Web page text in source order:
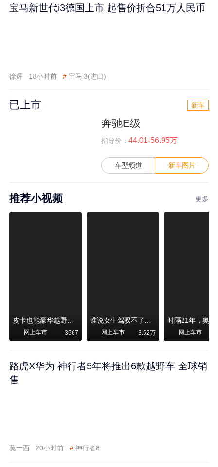
宝马新世代i3德国上市 起售价折合51万人民币
徐辉 18小时前 # 宝马i3(进口)
已上市 新车
奔驰E级
指导价： 44.01-56.95万
车型频道 新车图片
推荐小视频 更多
皮卡也能豪华越野！纵横F700上市，限时卖29.99万起
网上车市 3567
谁说女生驾驭不了大SUV？看我开问界M6驰骋坝上草原！
网上车市 3.52万 网上车市
路虎X华为 神行者5年将推出6款越野车 全球销
售
莫一西 20小时前 # 神行者8